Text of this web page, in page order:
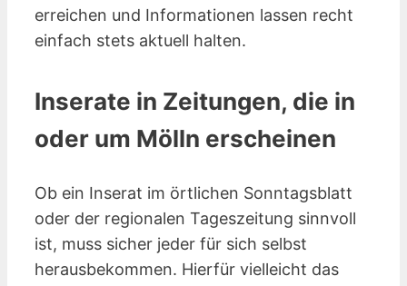
erreichen und Informationen lassen recht
einfach stets aktuell halten.
Inserate in Zeitungen, die in
oder um Mölln erscheinen
Ob ein Inserat im örtlichen Sonntagsblatt
oder der regionalen Tageszeitung sinnvoll
ist, muss sicher jeder für sich selbst
herausbekommen. Hierfür vielleicht das